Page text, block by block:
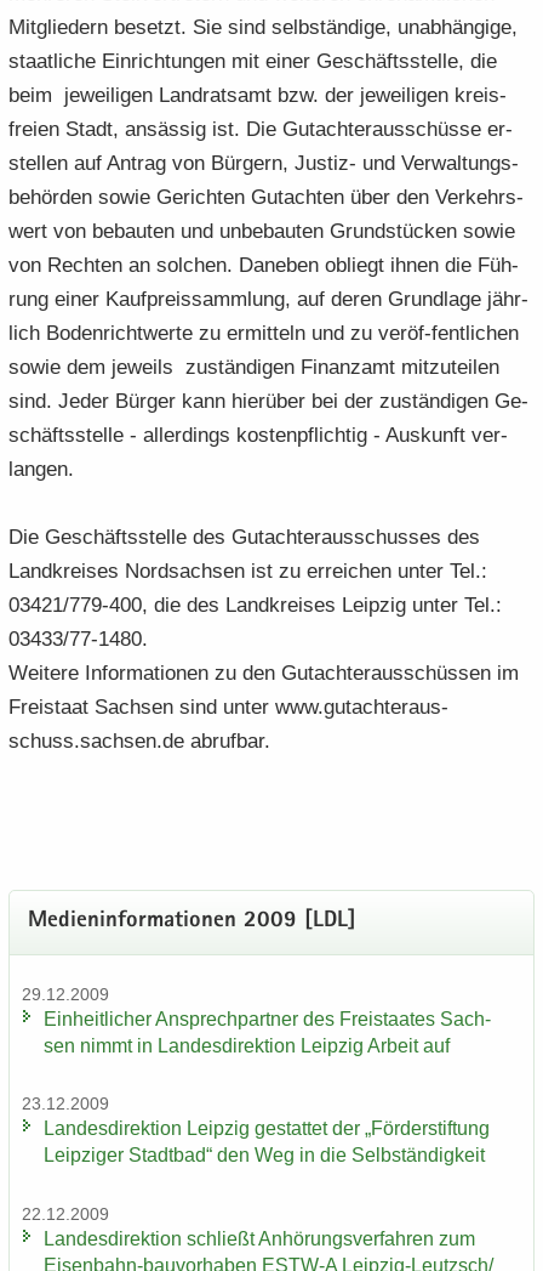
Mit­glie­dern be­setzt. Sie sind selb­stän­di­ge, un­ab­hän­gi­ge,
staat­li­che Ein­rich­tun­gen mit einer Ge­schäfts­stel­le, die
beim je­wei­li­gen Land­rats­amt bzw. der je­wei­li­gen kreis­
frei­en Stadt, an­säs­sig ist. Die Gut­ach­ter­aus­schüs­se er­
stel­len auf An­trag von Bür­gern, Justiz-​ und Ver­wal­tungs­
be­hör­den sowie Ge­rich­ten Gut­ach­ten über den Ver­kehrs­
wert von be­bau­ten und un­be­bau­ten Grund­stü­cken sowie
von Rech­ten an sol­chen. Da­ne­ben ob­liegt ihnen die Füh­
rung einer Kauf­preis­samm­lung, auf deren Grund­la­ge jähr­
lich Bo­den­richt­wer­te zu er­mit­teln und zu veröf-​fentlichen
sowie dem je­weils zu­stän­di­gen Fi­nanz­amt mit­zu­tei­len
sind. Jeder Bür­ger kann hier­über bei der zu­stän­di­gen Ge­
schäfts­stel­le - al­ler­dings kos­ten­pflich­tig - Aus­kunft ver­
lan­gen.
Die Ge­schäfts­stel­le des Gut­ach­ter­aus­schus­ses des
Land­krei­ses Nord­sach­sen ist zu er­rei­chen unter Tel.:
03421/779-400, die des Land­krei­ses Leip­zig unter Tel.:
03433/77-1480.
Wei­te­re In­for­ma­tio­nen zu den Gut­ach­ter­aus­schüs­sen im
Frei­staat Sach­sen sind unter www.gut­ach­ter­aus­
schuss.sach­sen.de ab­ruf­bar.
Me­di­en­in­for­ma­tio­nen 2009 [LDL]
29.12.2009
Ein­heit­li­cher An­sprech­part­ner des Frei­staa­tes Sach­
sen nimmt in Lan­des­di­rek­ti­on Leip­zig Ar­beit auf
23.12.2009
Lan­des­di­rek­ti­on Leip­zig ge­stat­tet der „För­der­stif­tung
Leip­zi­ger Stadt­bad“ den Weg in die Selb­stän­dig­keit
22.12.2009
Lan­des­di­rek­ti­on schließt An­hö­rungs­ver­fah­ren zum
Eisenbahn-​bauvorhaben ESTW-​A Leipzig-​Leutzsch/